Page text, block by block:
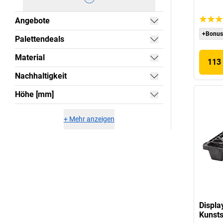
Angebote
Palettendeals
Material
Nachhaltigkeit
Höhe [mm]
+ Mehr anzeigen
+Bonus